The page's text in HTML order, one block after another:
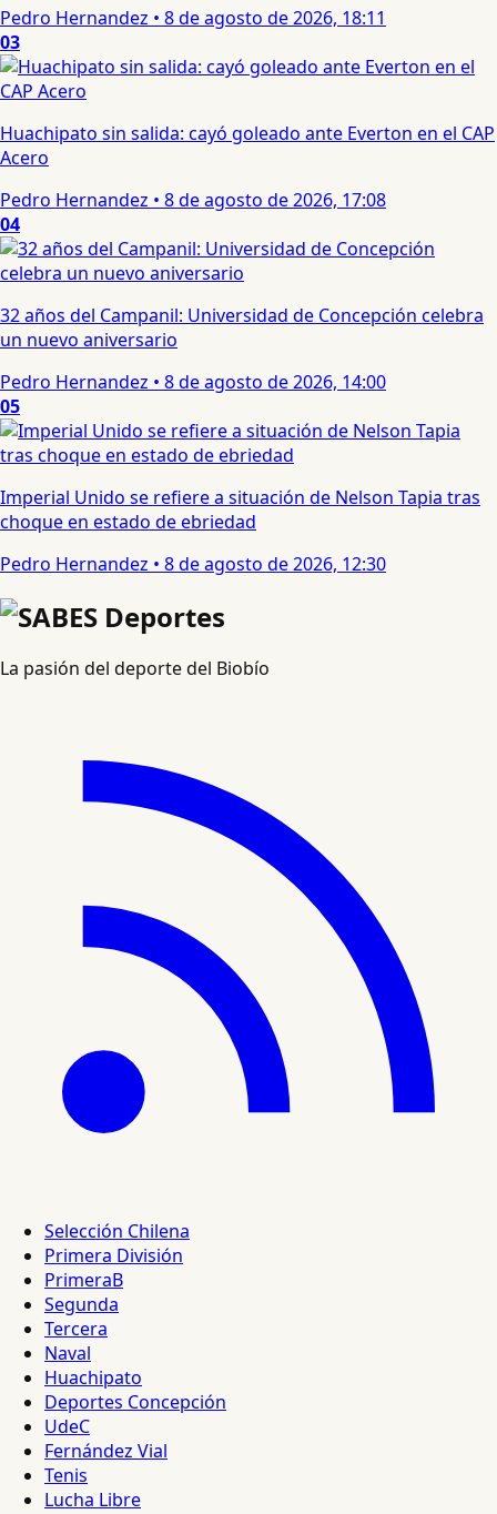
Pedro Hernandez • 8 de agosto de 2026, 18:11
03
Huachipato sin salida: cayó goleado ante Everton en el CAP
Acero
Pedro Hernandez • 8 de agosto de 2026, 17:08
04
32 años del Campanil: Universidad de Concepción celebra
un nuevo aniversario
Pedro Hernandez • 8 de agosto de 2026, 14:00
05
Imperial Unido se refiere a situación de Nelson Tapia tras
choque en estado de ebriedad
Pedro Hernandez • 8 de agosto de 2026, 12:30
La pasión del deporte del Biobío
Selección Chilena
Primera División
PrimeraB
Segunda
Tercera
Naval
Huachipato
Deportes Concepción
UdeC
Fernández Vial
Tenis
Lucha Libre